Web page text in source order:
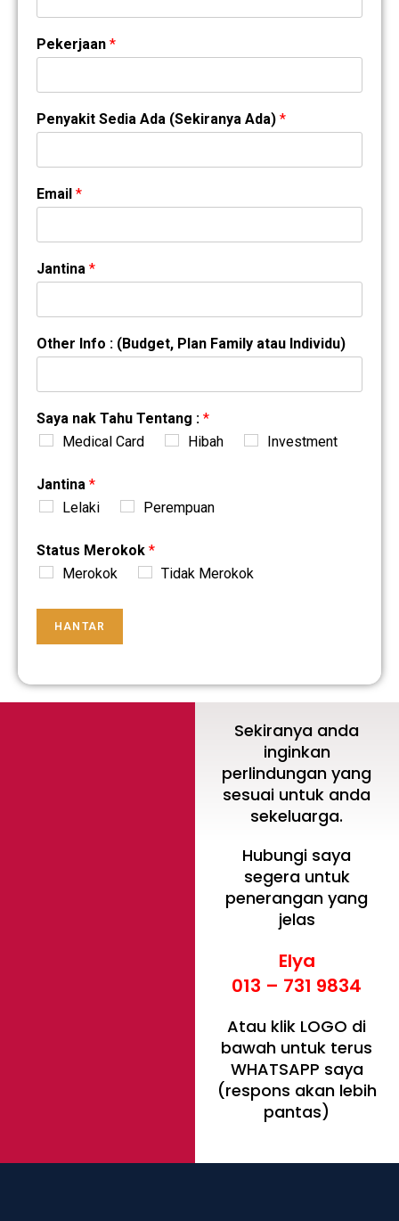
Pekerjaan *
Penyakit Sedia Ada (Sekiranya Ada) *
Email *
Jantina *
Other Info : (Budget, Plan Family atau Individu)
Saya nak Tahu Tentang : *
Medical Card
Hibah Investment
Jantina *
Lelaki
Perempuan
Status Merokok *
Merokok
Tidak Merokok
HANTAR
Sekiranya anda
inginkan
perlindungan yang
sesuai untuk anda
sekeluarga.
Hubungi saya
segera untuk
penerangan yang
jelas
Elya
013 – 731 9834
Atau klik LOGO di
bawah untuk terus
WHATSAPP saya
(respons akan lebih
pantas)